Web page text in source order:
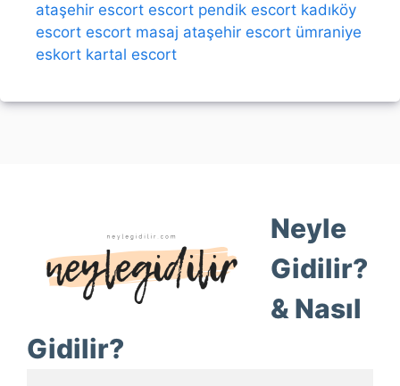
ataşehir escort escort pendik escort kadıköy
escort escort masaj ataşehir escort ümraniye
eskort kartal escort
Neyle
Gidilir?
& Nasıl
Gidilir?